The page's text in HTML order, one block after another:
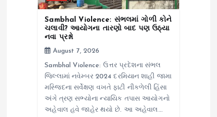
Sambhal Violence: સંભલમાં ગોળી કોને
ચલાવી? આયોગના તારણો બાદ પણ ઉઠ્યા
નવા પ્રશ્નો
August 7, 2026
Sambhal Violence: ઉત્તર પ્રદેશના સંભલ
જિલ્લામાં નવેમ્બર 2024 દરમિયાન શાહી જામા
મસ્જિદના સર્વેક્ષણ વખતે ફાટી નીકળેલી હિંસા
અંગે ત્રણ સભ્યોના ન્યાયિક તપાસ આયોગનો
અહેવાલ હવે જાહેર થયો છે. આ અહેવાલ…